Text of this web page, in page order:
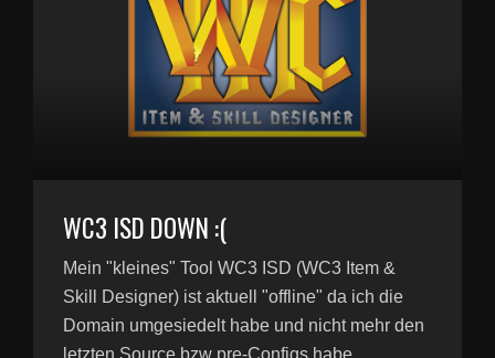
WC3 ISD DOWN :(
Mein "kleines" Tool WC3 ISD (WC3 Item &
Skill Designer) ist aktuell "offline" da ich die
Domain umgesiedelt habe und nicht mehr den